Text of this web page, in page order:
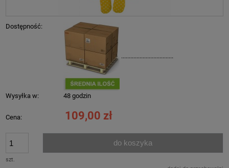
Dostępność:
..................................
Wysyłka w: 48 godzin
Cena: 109,00 zł
szt.
do koszyka